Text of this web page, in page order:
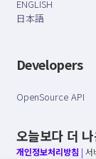
ENGLISH
日本語
Developers
OpenSource API
오늘보다 더
개인정보처리방침 | 서